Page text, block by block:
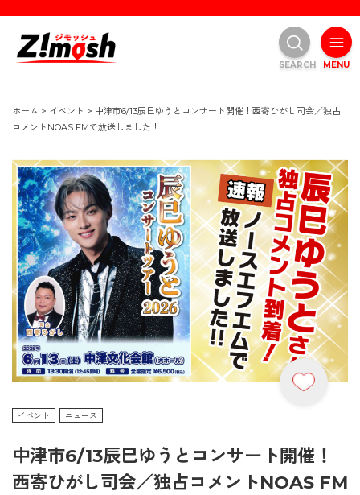
ホーム > イベント > 中津市6/13辰巳ゆうとコンサート開催！西寄ひがし司会／独占
コメントNOAS FMで放送しました！
イベント ニュース
中津市6/13辰巳ゆうとコンサート開催！
西寄ひがし司会／独占コメントNOAS FM
MENU
SEARCH